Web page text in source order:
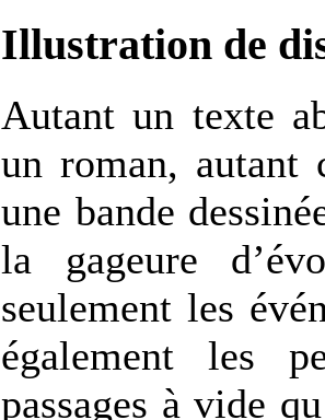
Illustration de
Autant un texte
un roman, autant
une bande
la gageure
seulement les
également les
passages à vide